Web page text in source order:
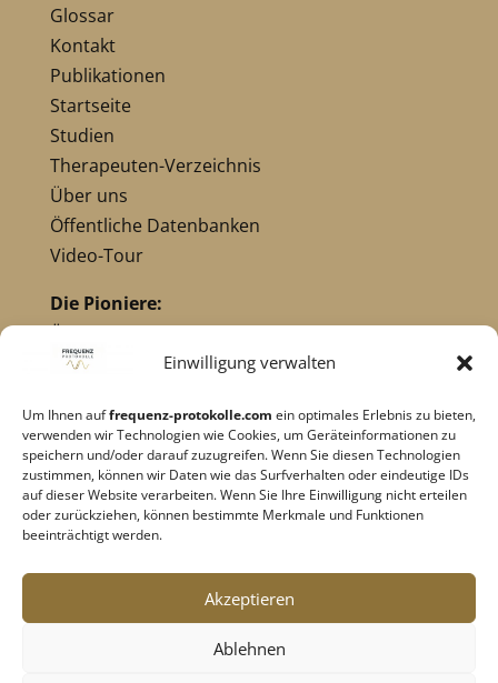
Einwilligung verwalten
Um Ihnen auffrequenz-protokolle.com ein optimales Erlebnis zu bieten,
verwenden wir Technologien wie Cookies, um Geräteinformationen zu
speichern und/oder darauf zuzugreifen. Wenn Sie diesen Technologien
zustimmen, können wir Daten wie das Surfverhalten oder eindeutige IDs
auf dieser Website verarbeiten. Wenn Sie Ihre Einwilligung nicht erteilen
oder zurückziehen, können bestimmte Merkmale und Funktionen
beeinträchtigt werden.
Akzeptieren
Ablehnen
Glossar
Kontakt
Publikationen
Startseite
Studien
Therapeuten-Verzeichnis
Über uns
Öffentliche Datenbanken
Video-Tour
Die Pioniere:
Übersicht Pioniere
Nikola Tesla
Dr. Hulda Clark
Robert C. Beck
Georges Lakhovsky
verwandte Pioniere
Datenschutz
Cookie-Richtlinie|AGB's